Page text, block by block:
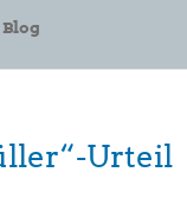
Blog
Urteil